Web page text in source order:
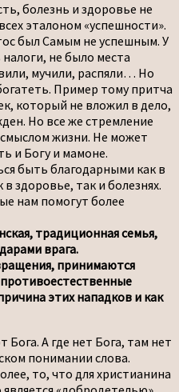
болезнь и здоровье не
эталоном «успешности».
был Самым не успешным. У
не было места
мучили, распяли… Но
Пример тому притча
который не вложил в дело,
Но все же стремление
жизни. Не может
и Богу и мамоне.
быть благодарными как в
здоровье, так и болезнях.
нам помогут более
традиционная семья,
врага.
принимаются
этих нападков и как
А где нет Бога, там нет
понимании слова.
то, что для христианина